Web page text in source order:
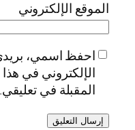
الموقع الإلكتروني
احفظ اسمي،
الإلكتروني في
المقبلة في تعليقي.